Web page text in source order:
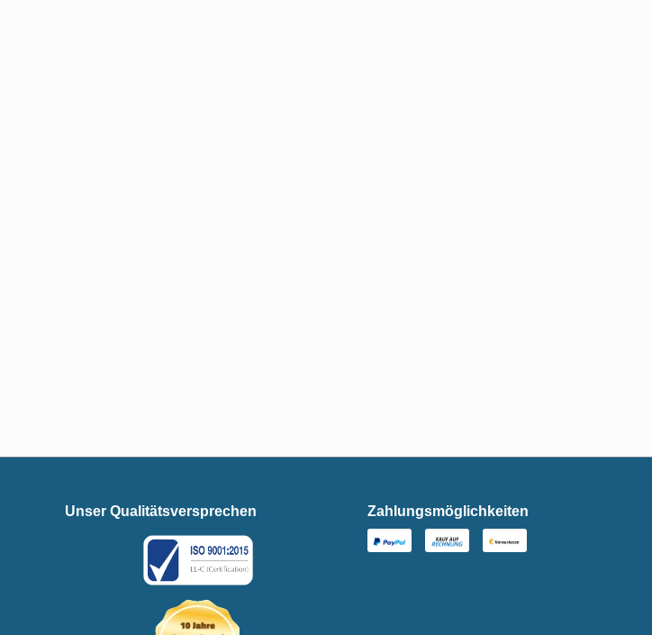
Unser Qualitätsversprechen Zahlungsmöglichkeiten